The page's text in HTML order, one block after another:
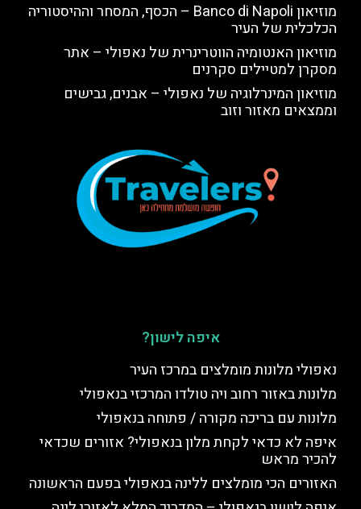
מוזיאון Banco di Napoli – הכסף, המסחר וההיסטוריה
הכלכלית של העיר
מוזיאון האנטומיה הווטרינרית של נאפולי – אתר
מסקרן למטיילים סקרנים
מוזיאון המינרלוגיה של נאפולי – אבנים, גבישים
וממצאים מאזור וזוב
איפה לישון?
נאפולי מלונות מומלצים במרכז העיר
מלונות באזור רחוב ויה טולדו המרכזי בנאפולי
מלונות עם בריכה מקורה / פתוחה בנאפולי
איפה לא כדאי לקחת מלון בנאפולי? אזורים שכדאי
להכיר מראש
האזורים הכי מומלצים ללינה בנאפולי בפעם הראשונה